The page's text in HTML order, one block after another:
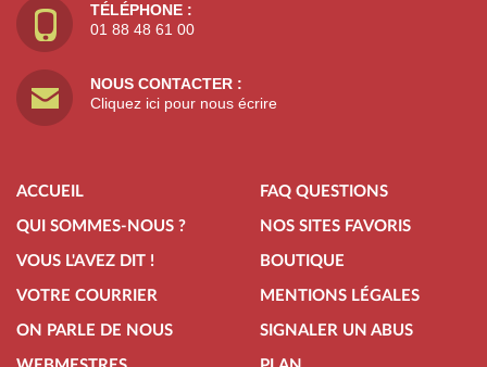
TÉLÉPHONE :
01 88 48 61 00
NOUS CONTACTER :
Cliquez ici pour nous écrire
ACCUEIL
QUI SOMMES-NOUS ?
VOUS L'AVEZ DIT !
VOTRE COURRIER
ON PARLE DE NOUS
FAQ QUESTIONS
NOS SITES FAVORIS
BOUTIQUE
MENTIONS LÉGALES
SIGNALER UN ABUS